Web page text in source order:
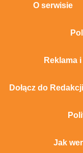
O serwisie
Reklama
Dołącz do Redakcji
Jak